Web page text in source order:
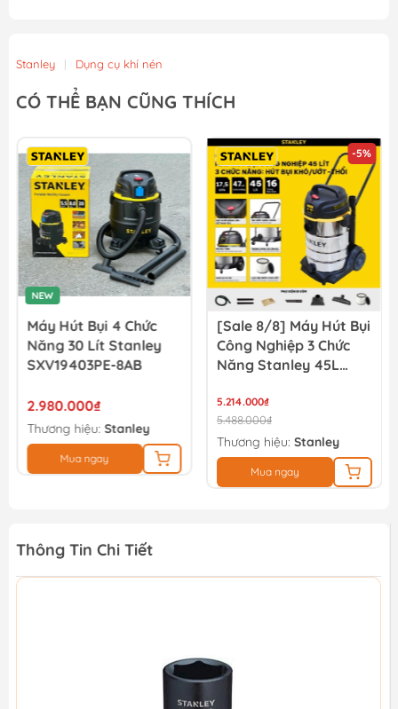
Stanley | Dụng cụ khí nén
CÓ THỂ BẠN CŨNG THÍCH
NEW
Máy Hút Bụi 4 Chức
Năng 30 Lít Stanley
SXV19403PE-8AB
2.980.000₫
Thương hiệu: Stanley
Mua ngay
-5%
[Sale 8/8] Máy Hút Bụi
Công Nghiệp 3 Chức
Năng Stanley 45L
5.214.000₫
5.488.000₫
Thương hiệu: Stanley
Mua ngay
Thông Tin Chi Tiết